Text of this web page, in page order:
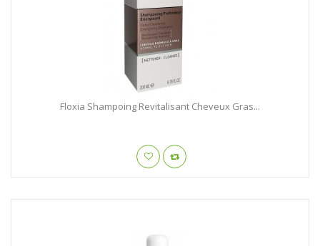
Floxia Shampoing Revitalisant Cheveux Gras...